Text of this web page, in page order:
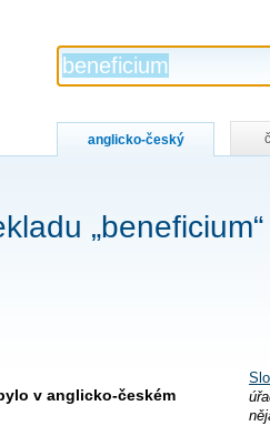
anglicko-český
„beneficium“
v anglicko-českém